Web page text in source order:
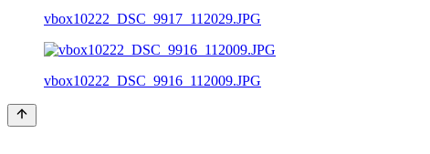
vbox10222_DSC_9917_112029.JPG
vbox10222_DSC_9916_112009.JPG